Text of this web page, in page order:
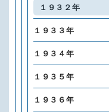
１９３２年
１９３３年
１９３４年
１９３５年
１９３６年